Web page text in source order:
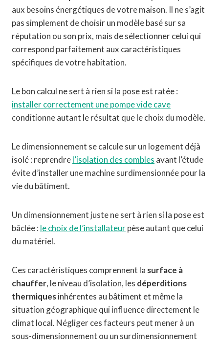
aux besoins énergétiques de votre maison. Il ne s’agit
pas simplement de choisir un modèle basé sur sa
réputation ou son prix, mais de sélectionner celui qui
correspond parfaitement aux caractéristiques
spécifiques de votre habitation.
Le bon calcul ne sert à rien si la pose est ratée :
installer correctement une pompe vide cave
conditionne autant le résultat que le choix du modèle.
Le dimensionnement se calcule sur un logement déjà
isolé : reprendrel’isolation des combles avant l’étude
évite d’installer une machine surdimensionnée pour la
vie du bâtiment.
Un dimensionnement juste ne sert à rien si la pose est
bâclée : le choix de l’installateurpèse autant que celui
du matériel.
Ces caractéristiques comprennent la surface à
chauffer, le niveau d’isolation, les déperditions
thermiquesinhérentes au bâtiment et même la
situation géographique qui influence directement le
climat local. Négliger ces facteurs peut mener à un
sous-dimensionnement ou un surdimensionnement